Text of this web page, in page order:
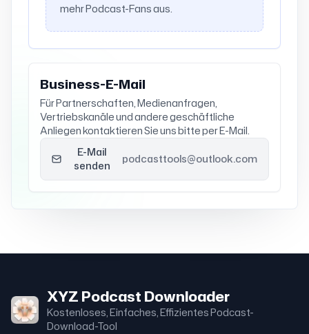
mehr Podcast-Fans aus.
Business-E-Mail
Für Partnerschaften, Medienanfragen,
Vertriebskanäle und andere geschäftliche
Anliegen kontaktieren Sie uns bitte per E-Mail.
E-Mail
senden
podcasttools@outlook.com
XYZ Podcast Downloader
Kostenloses, Einfaches, Effizientes Podcast-
Download-Tool